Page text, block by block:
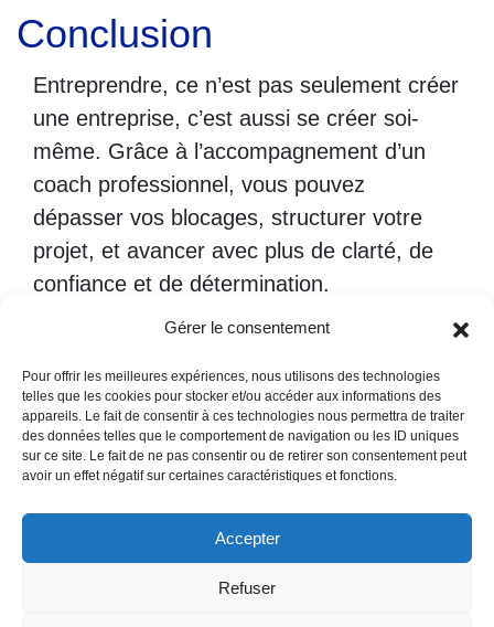
Gérer le consentement
Pour offrir les meilleures expériences, nous utilisons des technologies
telles que les cookies pour stocker et/ou accéder aux informations des
appareils. Le fait de consentir à ces technologies nous permettra de traiter
des données telles que le comportement de navigation ou les ID uniques
sur ce site. Le fait de ne pas consentir ou de retirer son consentement peut
avoir un effet négatif sur certaines caractéristiques et fonctions.
Accepter
Refuser
Conclusion
Entreprendre, ce n’est pas seulement créer
une entreprise, c’est aussi se créer soi-
même. Grâce à l’accompagnement d’un
coach professionnel, vous pouvez
dépasser vos blocages, structurer votre
projet, et avancer avec plus de clarté, de
confiance et de détermination.
Et vous, êtes-vous prêt à entreprendre
votre propre chemin ?Et si nous en
parlions ?
© 01/2026. Tous droits réservés par